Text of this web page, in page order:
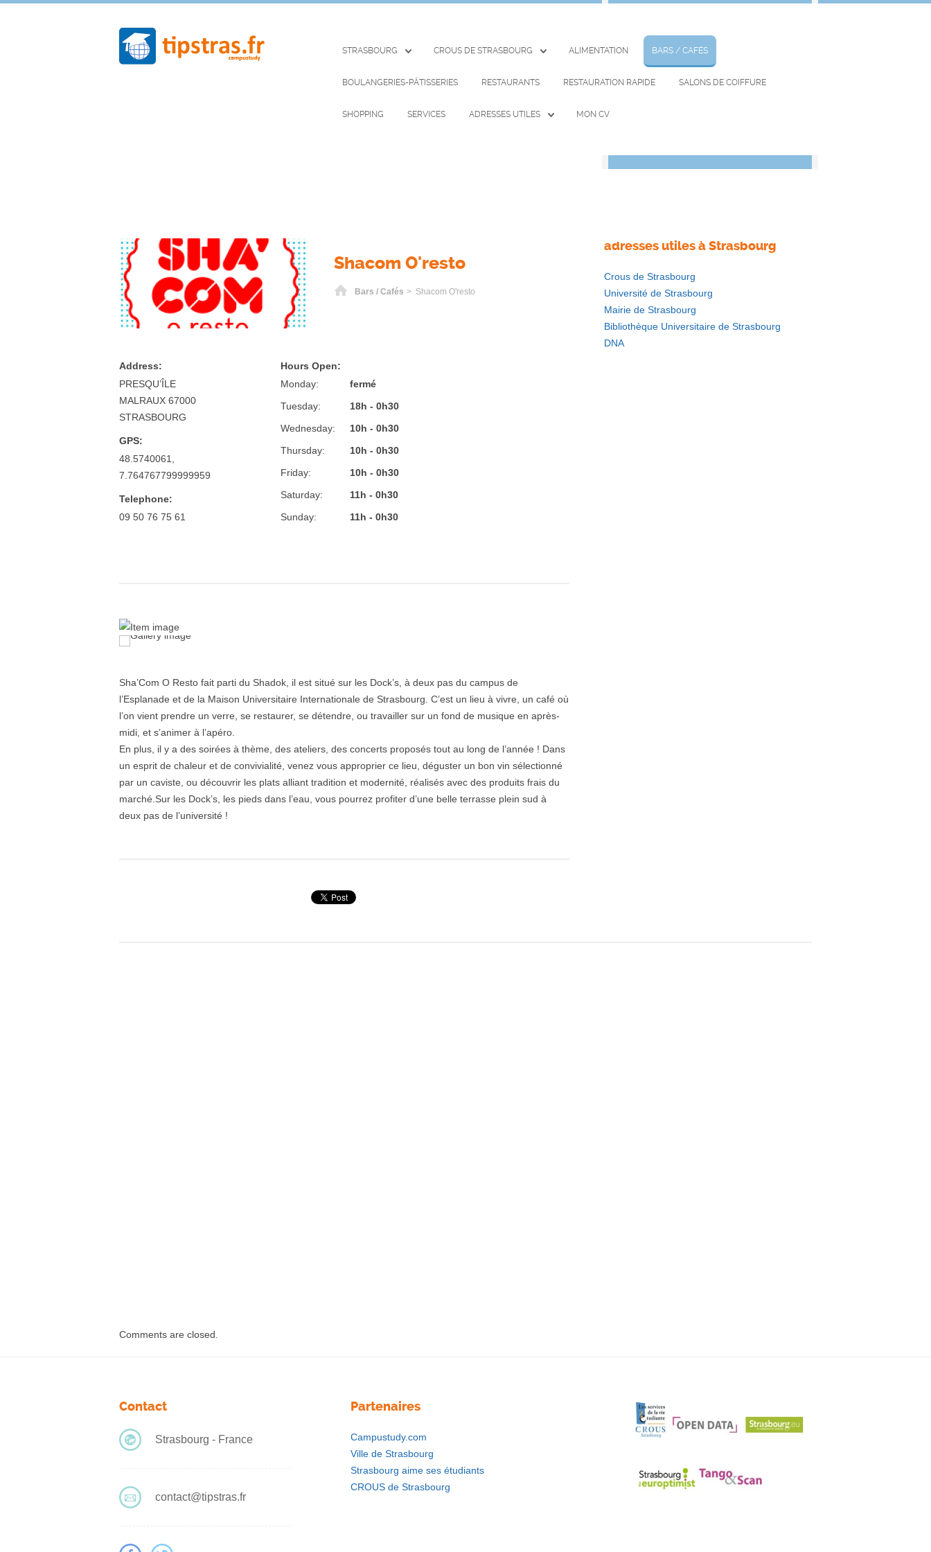
STRASBOURG CROUS DE STRASBOURG ALIMENTATION BARS / CAFÉS
BOULANGERIES-PÂTISSERIES RESTAURANTS RESTAURATION RAPIDE SALONS DE COIFFURE
SHOPPING SERVICES ADRESSES UTILES MON CV
chercher autour de chez moi
Shacom O'resto
Home
Bars / Cafés > Shacom O'resto
Address:
PRESQU’ÎLE
MALRAUX 67000
STRASBOURG
GPS:
48.5740061,
7.764767799999959
Telephone:
09 50 76 75 61
Hours Open:
Monday:
fermé
Tuesday:
18h - 0h30
Wednesday:
10h - 0h30
Thursday:
10h - 0h30
Friday:
10h - 0h30
Saturday:
11h - 0h30
Sunday:
11h - 0h30
Sha’Com O Resto fait parti du Shadok, il est situé sur les Dock’s, à deux pas du campus de
l’Esplanade et de la Maison Universitaire Internationale de Strasbourg. C’est un lieu à vivre, un café où
l’on vient prendre un verre, se restaurer, se détendre, ou travailler sur un fond de musique en après-
midi, et s’animer à l’apéro.
En plus, il y a des soirées à thème, des ateliers, des concerts proposés tout au long de l’année ! Dans
un esprit de chaleur et de convivialité, venez vous approprier ce lieu, déguster un bon vin sélectionné
par un caviste, ou découvrir les plats alliant tradition et modernité, réalisés avec des produits frais du
marché.Sur les Dock’s, les pieds dans l’eau, vous pourrez profiter d’une belle terrasse plein sud à
deux pas de l’université !
adresses utiles à Strasbourg
Crous de Strasbourg
Université de Strasbourg
Mairie de Strasbourg
Bibliothèque Universitaire de Strasbourg
DNA
Comments are closed.
Contact
Strasbourg - France
contact@tipstras.fr
Partenaires
Campustudy.com
Ville de Strasbourg
Strasbourg aime ses étudiants
CROUS de Strasbourg